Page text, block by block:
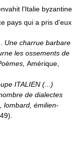
l'Italie byzantine
pays qui a pris d'eux
Une charrue barbare
les ossements de
Amérique,
ITALIEN (...)
de dialectes
lombard, émilien-